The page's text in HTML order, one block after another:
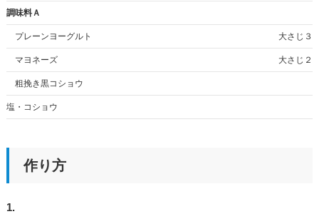
調味料Ａ
プレーンヨーグルト 大さじ３
マヨネーズ 大さじ２
粗挽き黒コショウ
塩・コショウ
作り方
1.